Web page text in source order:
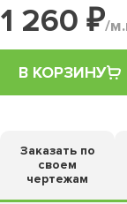
1 260 ₽/
В КОРЗИНУ
Заказать по
своем
чертежам